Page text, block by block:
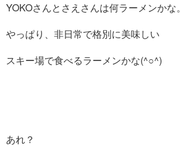
YOKOさんとさえさんは何ラーメンかな。
やっぱり、非日常で格別に美味しい
スキー場で食べるラーメンかな(^○^)
あれ？